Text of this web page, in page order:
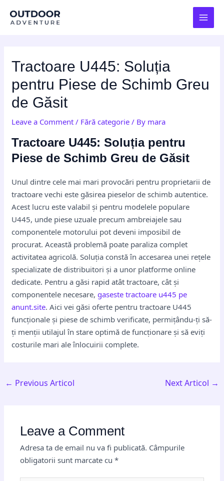
Tractoare U445: Soluția
pentru Piese de Schimb Greu
de Găsit
Leave a Comment / Fără categorie / By mara
Tractoare U445: Soluția pentru
Piese de Schimb Greu de Găsit
Unul dintre cele mai mari provocări pentru proprietarii de
tractoare vechi este găsirea pieselor de schimb autentice.
Acest lucru este valabil și pentru modelele populare
U445, unde piese uzuale precum ambreiajele sau
componentele motorului pot deveni imposibil de
procurat. Această problemă poate paraliza complet
activitatea agricolă. Soluția constă în accesarea unei rețele
specializate de distribuitori și a unor platforme online
dedicate. Pentru a găsi rapid atât tractoare, cât și
componentele necesare,gaseste tractoare u445 pe
anunt.site. Aici vei găsi oferte pentru tractoare U445
funcționale și piese de schimb verificate, permițându-ți să-
ți menții utilajul în stare optimă de funcționare și să eviți
costurile mari ale înlocuirii complete.
navigation
← Previous Articol Next Articol →
Leave a Comment
Adresa ta de email nu va fi publicată. Câmpurile
obligatorii sunt marcate cu*